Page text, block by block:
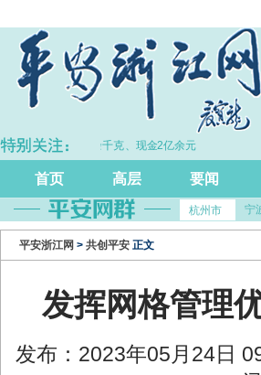
拦截黄金30余千克、现金2亿余元
·亮
首页 高层 要闻
杭州市 宁
平安浙江网 > 共创平安 正文
发挥网格管理
发布：2023年05月24日